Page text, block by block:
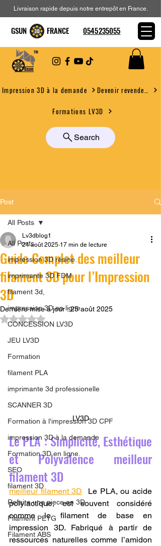
Impression 3D à la demande
Formations LV3D
Search
Livraison rapide depuis notre entrepôt en France.
GSUN FRANCE 0545235055
Post
All Posts
impression 3D résine.
imprimante 3D FDM
filament 3d,
impression 3D en ligne
CONCESSION LV3D
JEU LV3D
Formation
filament PLA
imprimante 3d professionelle
SCANNER 3D
Formation à l'impression 3D CPF
impression 3D à la demande
Formation 3D en ligne.
SEO
filament 3D
Refaire une piece en 3D
Filament PETG
Filament ABS
All Posts
Guide Complet des meilleur
filament 3D pour l’Impression
3D
Lv3dblog1
24 août 2025 17 min de lecture
Dernière mise à jour :25 août 2025
Noté NaN étoiles sur 5.
LV3D
Le PLA : Simplicité, Esthétique
et Polyvalence meilleur
filament 3D
meilleur filament 3D Le PLA, ou acide
polylactique, est souvent considéré
comme le filament de base en
impression 3D. Fabriqué à partir de
ressources naturelles comme l’amidon